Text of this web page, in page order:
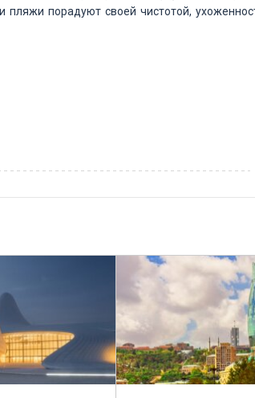
пляжи порадуют своей чистотой,